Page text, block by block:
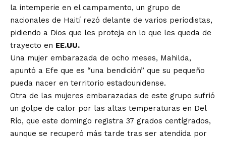
la intemperie en el campamento, un grupo de
nacionales de Haití rezó delante de varios periodistas,
pidiendo a Dios que les proteja en lo que les queda de
trayecto en EE.UU.
Una mujer embarazada de ocho meses, Mahilda,
apuntó a Efe que es “una bendición” que su pequeño
pueda nacer en territorio estadounidense.
Otra de las mujeres embarazadas de este grupo sufrió
un golpe de calor por las altas temperaturas en Del
Río, que este domingo registra 37 grados centígrados,
aunque se recuperó más tarde tras ser atendida por